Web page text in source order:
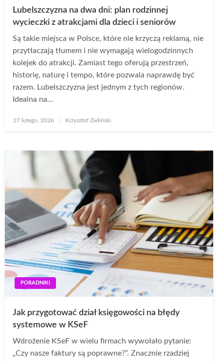
Lubelszczyzna na dwa dni: plan rodzinnej
wycieczki z atrakcjami dla dzieci i seniorów
Są takie miejsca w Polsce, które nie krzyczą reklamą, nie
przytłaczają tłumem i nie wymagają wielogodzinnych
kolejek do atrakcji. Zamiast tego oferują przestrzeń,
historię, naturę i tempo, które pozwala naprawdę być
razem. Lubelszczyzna jest jednym z tych regionów.
Idealna na…
Opublikowane
27 lutego, 2026 Krzysztof Zieliński
PORADNIKI
Jak przygotować dział księgowości na błędy
systemowe w KSeF
Wdrożenie KSeF w wielu firmach wywołało pytanie:
„Czy nasze faktury są poprawne?”. Znacznie rzadziej